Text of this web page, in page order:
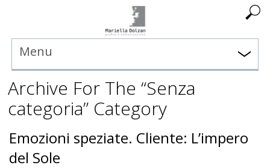
Menu
Archive For The “Senza
categoria” Category
Emozioni speziate. Cliente: L’impero
del Sole